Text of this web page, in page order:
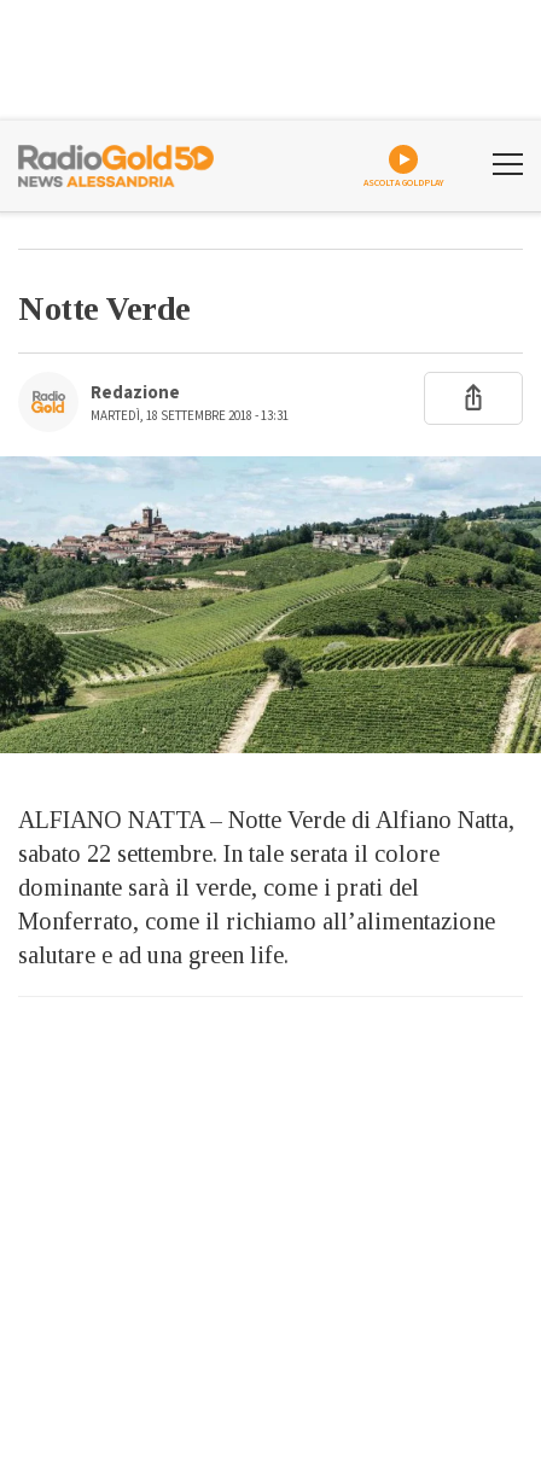
ASCOLTA GOLDPLAY
Notte Verde
Redazione
MARTEDÌ, 18 SETTEMBRE 2018 - 13:31
ALFIANO NATTA – Notte Verde di Alfiano Natta,
sabato 22 settembre. In tale serata il colore
dominante sarà il verde, come i prati del
Monferrato, come il richiamo all’alimentazione
salutare e ad una green life.